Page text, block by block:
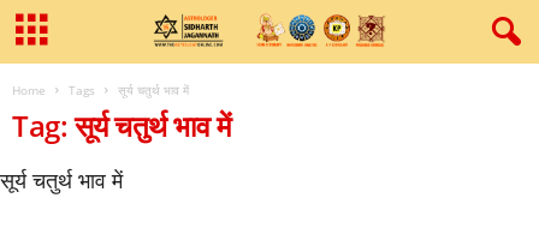
Home Tags सूर्य चतुर्थ भाव में
Tag: सूर्य चतुर्थ भाव में
सूर्य चतुर्थ भाव में